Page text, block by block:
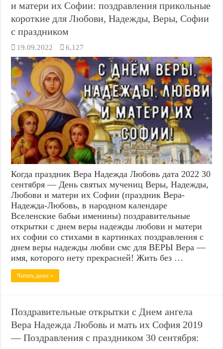
и матери их Софии: поздравления прикольные
короткие для Любови, Надежды, Веры, Софии
с праздником
19.09.2022 6,127
Когда праздник Вера Надежда Любовь дата 2022 30
сентября — День святых мучениц Веры, Надежды,
Любови и матери их Софии (праздник Вера-
Надежда-Любовь, в народном календаре
Вселенские бабьи именины) поздравительные
открытки с днем веры надежды любови и матери
их софии со стихами в картинках поздравления с
днем веры надежды любви смс для ВЕРЫ Вера —
имя, которого нету прекрасней! Жить без …
Читать далее »
Поздравительные открытки с Днем ангела
Вера Надежда Любовь и мать их София 2019
— Поздравления с праздником 30 сентября: